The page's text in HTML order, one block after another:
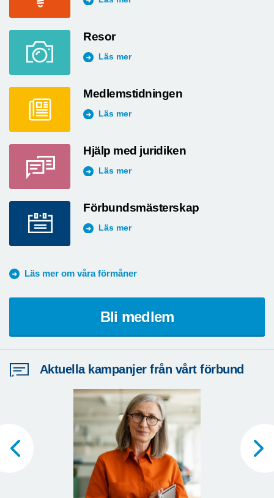
Resor
Läs mer
Medlemstidningen
Läs mer
Hjälp med juridiken
Läs mer
Förbundsmästerskap
Läs mer
Läs mer om våra förmåner
Bli medlem
Aktuella kampanjer från vårt förbund